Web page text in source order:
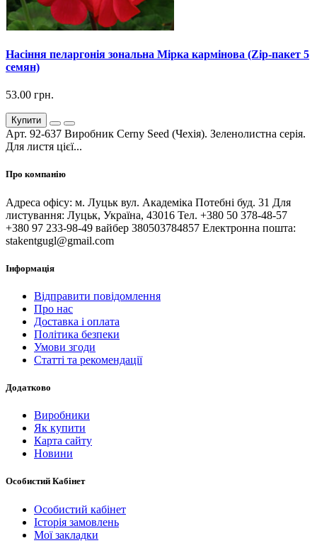
Насіння пеларгонія зональна Мірка кармінова (Zip-пакет 5
семян)
53.00 грн.
Купити
Арт. 92-637 Виробник Cerny Seed (Чехія). Зеленолистна серія.
Для листя цієї...
Про компанію
Адреса офісу: м. Луцьк вул. Академіка Потебні буд. 31 Для
листування: Луцьк, Україна, 43016 Тел. +380 50 378-48-57
+380 97 233-98-49 вайбер 380503784857 Електронна пошта:
stakentgugl@gmail.com
Інформація
Відправити повідомлення
Про нас
Доставка і оплата
Політика безпеки
Умови згоди
Статті та рекомендації
Додатково
Виробники
Як купити
Карта сайту
Новини
Особистий Кабінет
Особистий кабінет
Історія замовлень
Мої закладки